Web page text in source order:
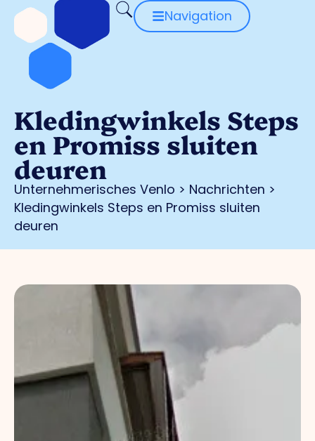
Navigation
Kledingwinkels Steps
en Promiss sluiten
deuren
Unternehmerisches Venlo > Nachrichten >
Kledingwinkels Steps en Promiss sluiten
deuren